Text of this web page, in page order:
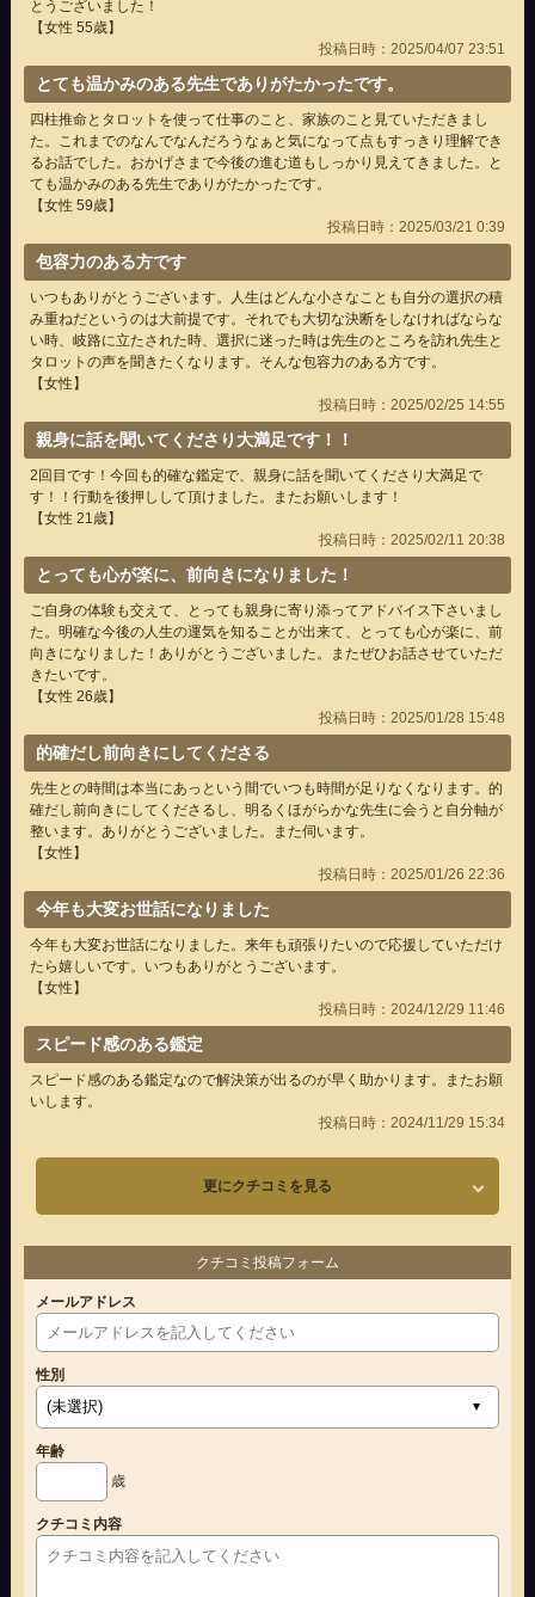
とうございました！
【女性 55歳】
投稿日時：2025/04/07 23:51
とても温かみのある先生でありがたかったです。
四柱推命とタロットを使って仕事のこと、家族のこと見ていただきまし
た。これまでのなんでなんだろうなぁと気になって点もすっきり理解でき
るお話でした。おかげさまで今後の進む道もしっかり見えてきました。と
ても温かみのある先生でありがたかったです。
【女性 59歳】
投稿日時：2025/03/21 0:39
包容力のある方です
いつもありがとうございます。人生はどんな小さなことも自分の選択の積
み重ねだというのは大前提です。それでも大切な決断をしなければならな
い時、岐路に立たされた時、選択に迷った時は先生のところを訪れ先生と
タロットの声を聞きたくなります。そんな包容力のある方です。
【女性】
投稿日時：2025/02/25 14:55
親身に話を聞いてくださり大満足です！！
2回目です！今回も的確な鑑定で、親身に話を聞いてくださり大満足で
す！！行動を後押しして頂けました。またお願いします！
【女性 21歳】
投稿日時：2025/02/11 20:38
とっても心が楽に、前向きになりました！
ご自身の体験も交えて、とっても親身に寄り添ってアドバイス下さいまし
た。明確な今後の人生の運気を知ることが出来て、とっても心が楽に、前
向きになりました！ありがとうございました。またぜひお話させていただ
きたいです。
【女性 26歳】
投稿日時：2025/01/28 15:48
的確だし前向きにしてくださる
先生との時間は本当にあっという間でいつも時間が足りなくなります。的
確だし前向きにしてくださるし、明るくほがらかな先生に会うと自分軸が
整います。ありがとうございました。また伺います。
【女性】
投稿日時：2025/01/26 22:36
今年も大変お世話になりました
今年も大変お世話になりました。来年も頑張りたいので応援していただけ
たら嬉しいです。いつもありがとうございます。
【女性】
投稿日時：2024/12/29 11:46
スピード感のある鑑定
スピード感のある鑑定なので解決策が出るのが早く助かります。またお願
いします。
投稿日時：2024/11/29 15:34
更にクチコミを見る
クチコミ投稿フォーム
メールアドレス
性別
年齢
歳
クチコミ内容